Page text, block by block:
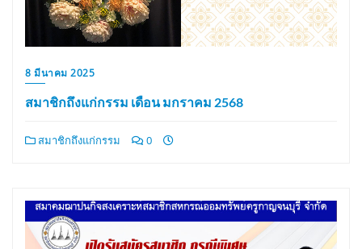
8 มีนาคม 2025
สมาชิกถึงแก่กรรม เดือน มกราคม 2568
สมาชิกถึงแก่กรรม 0